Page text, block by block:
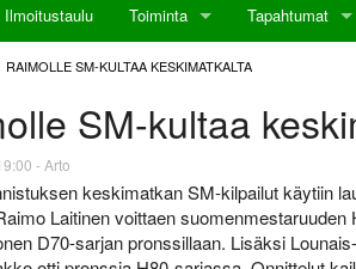
Ilmoitustaulu Toiminta Tapahtumat
CURRENT:
RAIMOLLE SM-KULTAA KESKIMATKALTA
SM-kultaa
- Arto
keskimatkan SM-kilpailut käytiin
Laitinen voittaen
D70-sarjan pronssillaan. Lisäksi